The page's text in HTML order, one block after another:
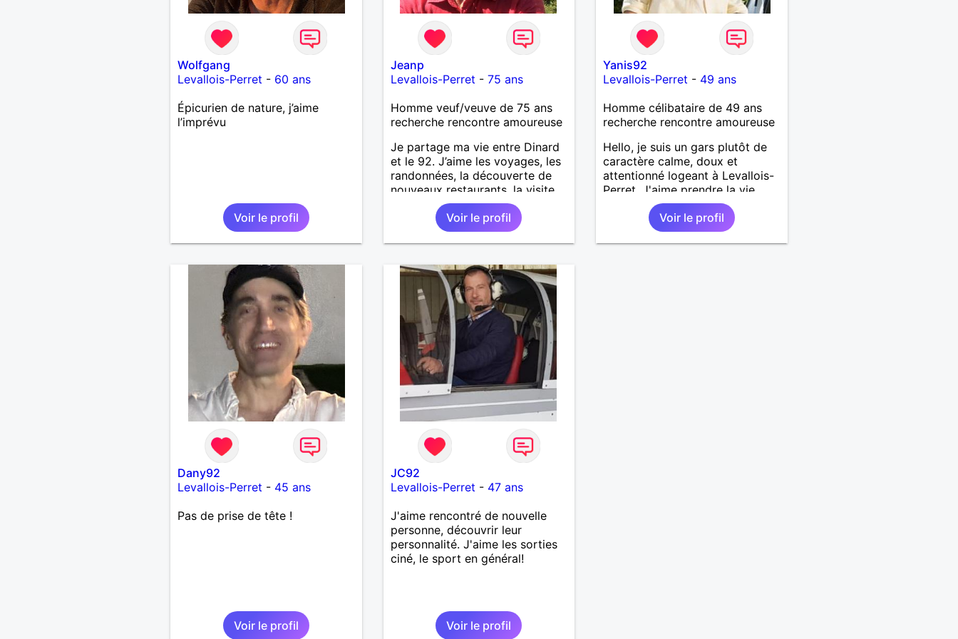
Wolfgang
Levallois-Perret - 60 ans
Épicurien de nature, j’aime
l’imprévu
Voir le profil
Jeanp
Levallois-Perret - 75 ans
Homme veuf/veuve de 75 ans
recherche rencontre amoureuse
Je partage ma vie entre Dinard
et le 92. J’aime les voyages, les
randonnées, la découverte de
nouveaux restaurants, la visite
d’expositions. Je souhaiterais
rencontrer une femme senior
ayant les mêmes intérêts afin de
partager des moments
Voir le profil
Yanis92
Levallois-Perret - 49 ans
Homme célibataire de 49 ans
recherche rencontre amoureuse
Hello, je suis un gars plutôt de
caractère calme, doux et
attentionné logeant à Levallois-
Perret. J'aime prendre la vie
toujours du bon coté et être
positif presque à tout moment
tout en restant réaliste aussi... tu
souhaite en savoir plus, alors
Voir le profil
Dany92
Levallois-Perret - 45 ans
Pas de prise de tête !
Voir le profil
JC92
Levallois-Perret - 47 ans
J'aime rencontré de nouvelle
personne, découvrir leur
personnalité. J'aime les sorties
ciné, le sport en général!
Voir le profil